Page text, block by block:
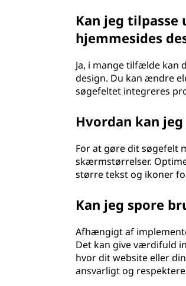
Kan jeg tilpasse
hjemmesides
Ja, i mange tilfælde kan
design. Du kan ændre
søgefeltet integreres
Hvordan kan
For at gøre dit søgefelt
skærmstørrelser.
større tekst og ikoner
Kan jeg spore
Afhængigt af
Det kan give værdifuld
hvor dit website eller
ansvarligt og